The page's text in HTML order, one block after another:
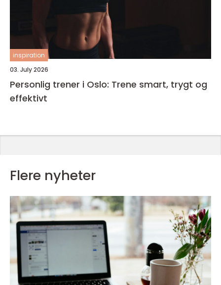
inspiration
03. July 2026
Personlig trener i Oslo: Trene smart, trygt og
effektivt
Flere nyheter